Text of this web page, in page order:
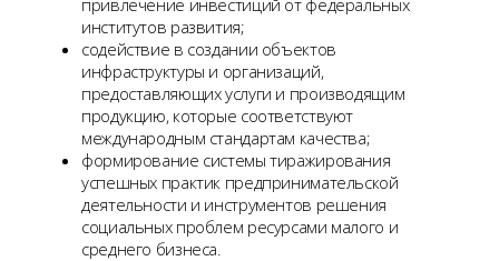
институтов развития;
содействие в создании объектов
инфраструктуры и организаций,
предоставляющих услуги и производящим
продукцию, которые соответствуют
международным стандартам качества;
формирование системы тиражирования
успешных практик предпринимательской
деятельности и инструментов решения
социальных проблем ресурсами малого и
среднего бизнеса.